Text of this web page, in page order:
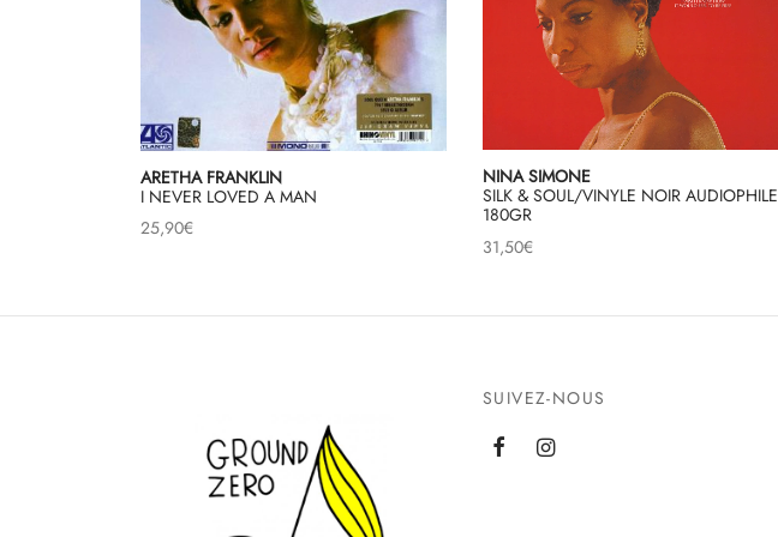
ARETHA FRANKLIN
I NEVER LOVED A MAN
25,90€
NINA SIMONE
SILK & SOUL/VINYLE NOIR AUDIOPHILE
180GR
31,50€
SUIVEZ-NOUS